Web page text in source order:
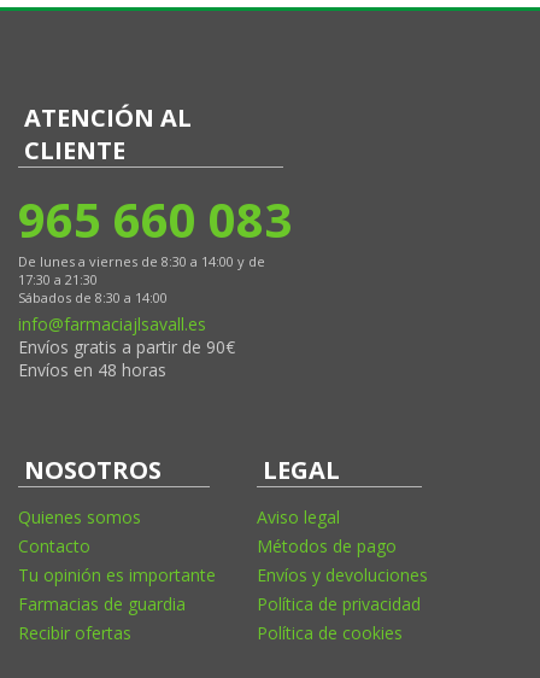
ATENCIÓN AL
CLIENTE
965 660 083
De lunes a viernes de 8:30 a 14:00 y de
17:30 a 21:30
Sábados de 8:30 a 14:00
info@farmaciajlsavall.es
Envíos gratis a partir de 90€
Envíos en 48 horas
NOSOTROS
Quienes somos
Contacto
Tu opinión es importante
Farmacias de guardia
Recibir ofertas
LEGAL
Aviso legal
Métodos de pago
Envíos y devoluciones
Política de privacidad
Política de cookies